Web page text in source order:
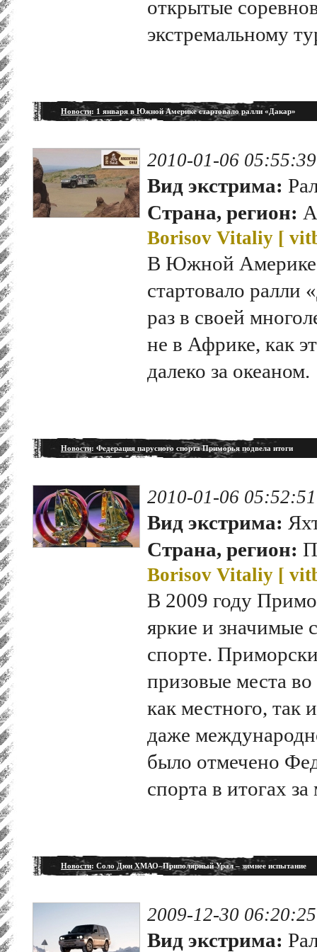
открытые
экстремальному
Новости: 1 января в Южной Америке стартовало ралли «Дакар»
2010-01-06 05:55:39
Вид экстрима:
Страна, регион:
Borisov Vitaliy [
В Южной Америке
стартовало ралли
раз в своей
не в Африке, как
далеко за океаном.
Новости: Федерация парусного спорта Приморья подвела итоги
2010-01-06 05:52:51
Вид экстрима:
Страна, регион:
Borisov Vitaliy [
В 2009 году
яркие и значимые
спорте.
призовые места
как местного, так
даже
было отмечено
спорта в итогах
Новости: Соло Дюн ХМАО–Приполярный Урал – зимнее испытание
2009-12-30 06:20:25
Вид экстрима: